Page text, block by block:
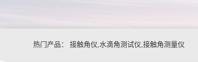
热门产品： 接触角仪,水滴角测试仪,接触角测量仪